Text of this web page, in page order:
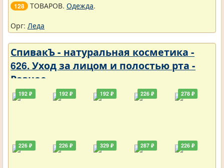
128 ТОВАРОВ. Одежда.
Орг: Леда
СпивакЪ - натуральная косметика -
626. Уход за лицом и полостью рта -
Разное
192 ₽
226 ₽
192 ₽
226 ₽
192 ₽
329 ₽
226 ₽
287 ₽
278 ₽
226 ₽